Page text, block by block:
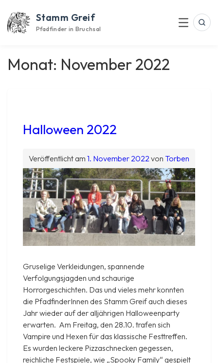
content
Stamm Greif
Pfadfinder in Bruchsal Menu
Monat: November 2022
Halloween 2022
Veröffentlicht am 1. November 2022von Torben
Gruselige Verkleidungen, spannende
Verfolgungsjagden und schaurige
Horrorgeschichten. Das und vieles mehr konnten
die PfadfinderInnen des Stamm Greif auch dieses
Jahr wieder auf der alljährigen Halloweenparty
erwarten. Am Freitag, den 28.10. trafen sich
Vampire und Hexen für das klassische Festtreffen.
Es wurden leckere Pizzaschnecken gegessen,
reichliche Festspiele, wie „Spooky Family“ gespielt